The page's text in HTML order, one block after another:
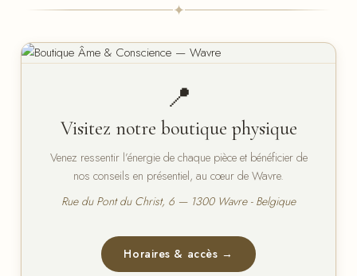
✦
📍
Visitez notre boutique physique
Venez ressentir l’énergie de chaque pièce et bénéficier de
nos conseils en présentiel, au cœur de Wavre.
Rue du Pont du Christ, 6 — 1300 Wavre - Belgique
Horaires & accès →